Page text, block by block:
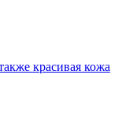
красивая кожа